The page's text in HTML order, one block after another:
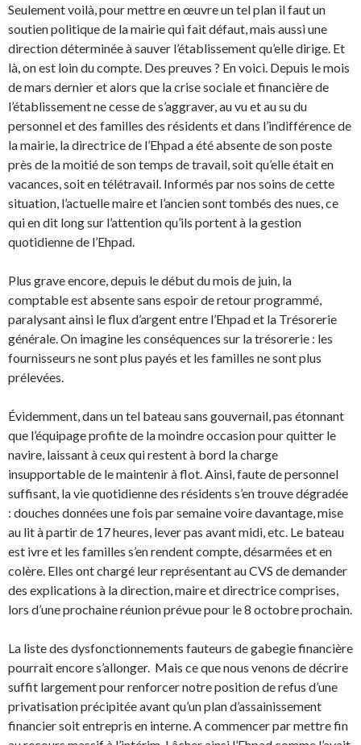
Seulement voilà, pour mettre en œuvre un tel plan il faut un
soutien politique de la mairie qui fait défaut, mais aussi une
direction déterminée à sauver l’établissement qu’elle dirige. Et
là, on est loin du compte. Des preuves ? En voici. Depuis le mois
de mars dernier et alors que la crise sociale et financière de
l’établissement ne cesse de s’aggraver, au vu et au su du
personnel et des familles des résidents et dans l’indifférence de
la mairie, la directrice de l’Ehpad a été absente de son poste
près de la moitié de son temps de travail, soit qu’elle était en
vacances, soit en télétravail. Informés par nos soins de cette
situation, l’actuelle maire et l’ancien sont tombés des nues, ce
qui en dit long sur l’attention qu’ils portent à la gestion
quotidienne de l’Ehpad.
Plus grave encore, depuis le début du mois de juin, la
comptable est absente sans espoir de retour programmé,
paralysant ainsi le flux d’argent entre l’Ehpad et la Trésorerie
générale. On imagine les conséquences sur la trésorerie : les
fournisseurs ne sont plus payés et les familles ne sont plus
prélevées.
Évidemment, dans un tel bateau sans gouvernail, pas étonnant
que l’équipage profite de la moindre occasion pour quitter le
navire, laissant à ceux qui restent à bord la charge
insupportable de le maintenir à flot. Ainsi, faute de personnel
suffisant, la vie quotidienne des résidents s’en trouve dégradée
: douches données une fois par semaine voire davantage, mise
au lit à partir de 17 heures, lever pas avant midi, etc. Le bateau
est ivre et les familles s’en rendent compte, désarmées et en
colère. Elles ont chargé leur représentant au CVS de demander
des explications à la direction, maire et directrice comprises,
lors d’une prochaine réunion prévue pour le 8 octobre prochain.
La liste des dysfonctionnements fauteurs de gabegie financière
pourrait encore s’allonger. Mais ce que nous venons de décrire
suffit largement pour renforcer notre position de refus d’une
privatisation précipitée avant qu’un plan d’assainissement
financier soit entrepris en interne. A commencer par mettre fin